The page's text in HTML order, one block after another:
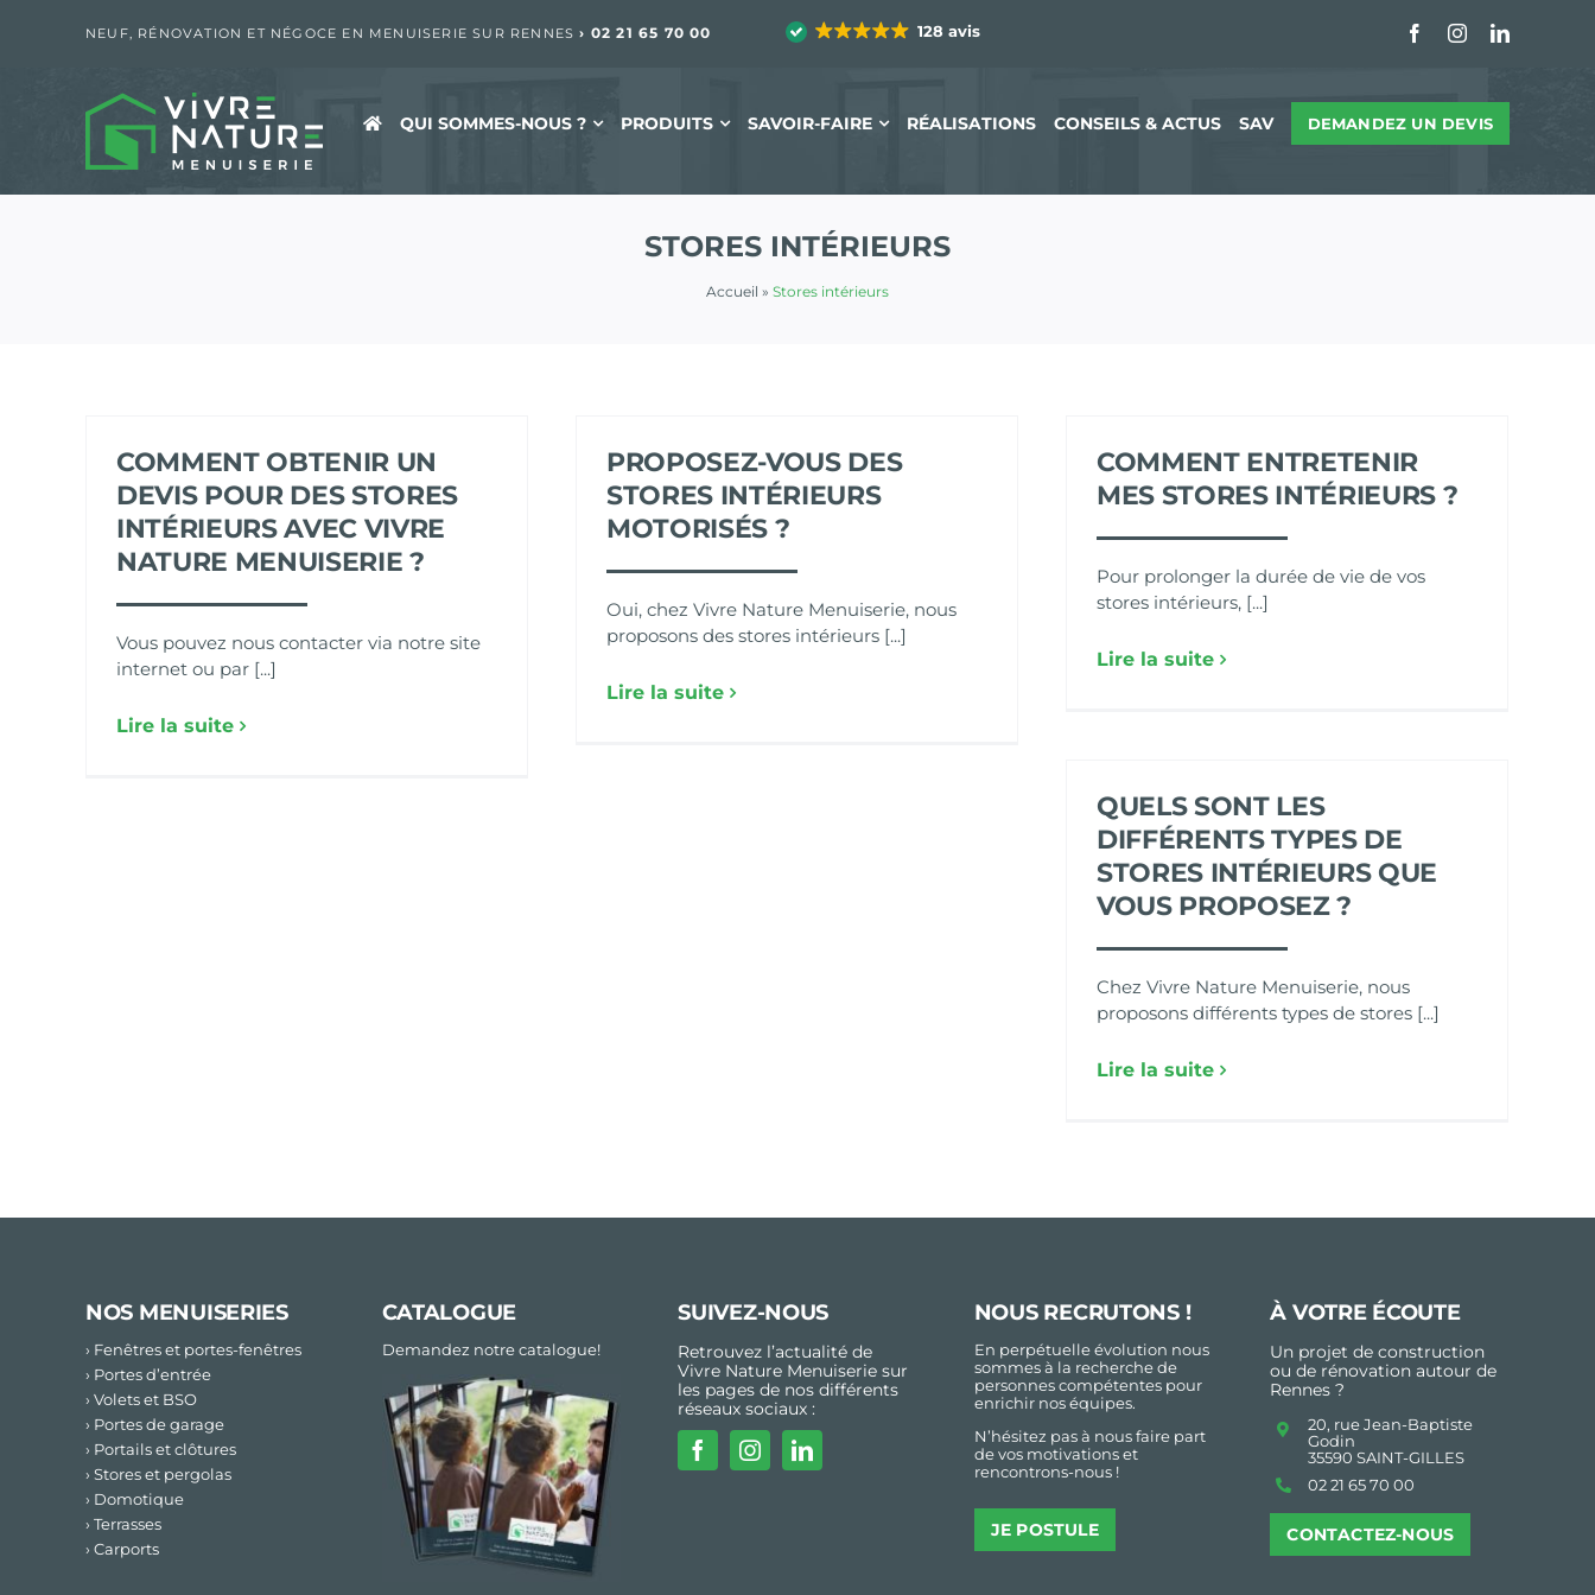
NEUF, RÉNOVATION ET NÉGOCE EN MENUISERIE SUR RENNES › 02 21 65 70 00 128 avis FacebookInstagramLinkedIn
QUI SOMMES-NOUS ? PRODUITS SAVOIR-FAIRE RÉALISATIONS CONSEILS & ACTUS SAV DEMANDEZ UN DEVIS
STORES INTÉRIEURS
Accueil » Stores intérieurs
COMMENT OBTENIR UN
DEVIS POUR DES STORES
INTÉRIEURS AVEC VIVRE
NATURE MENUISERIE ?
Vous pouvez nous contacter via notre site
internet ou par [...]
Lire la suite
PROPOSEZ-VOUS DES
STORES INTÉRIEURS
MOTORISÉS ?
Oui, chez Vivre Nature Menuiserie, nous
proposons des stores intérieurs [...]
Lire la suite
COMMENT ENTRETENIR
MES STORES INTÉRIEURS ?
Pour prolonger la durée de vie de vos
stores intérieurs, [...]
Lire la suite
QUELS SONT LES
DIFFÉRENTS TYPES DE
STORES INTÉRIEURS QUE
VOUS PROPOSEZ ?
Chez Vivre Nature Menuiserie, nous
proposons différents types de stores [...]
Lire la suite
NOS MENUISERIES
› Fenêtres et portes-fenêtres
› Portes d’entrée
› Volets et BSO
› Portes de garage
› Portails et clôtures
› Stores et pergolas
› Domotique
› Terrasses
› Carports
CATALOGUE
Demandez notre catalogue!
SUIVEZ-NOUS
Retrouvez l’actualité de
Vivre Nature Menuiserie sur
les pages de nos différents
réseaux sociaux :
NOUS RECRUTONS !
En perpétuelle évolution nous
sommes à la recherche de
personnes compétentes pour
enrichir nos équipes.
N’hésitez pas à nous faire part
de vos motivations et
rencontrons-nous !
JE POSTULE
À VOTRE ÉCOUTE
Un projet de construction
ou de rénovation autour de
Rennes ?
20, rue Jean-Baptiste
Godin
35590 SAINT-GILLES
02 21 65 70 00
CONTACTEZ-NOUS